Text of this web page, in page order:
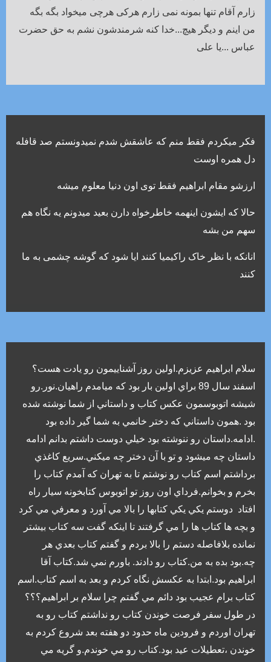
زارم آقام تنها بمونه نمی زارم هرکی هرچی میخواد بگه بگه
من اینم و دیگر هیچ...خدا کنه شرمندشون نشم به حق حضرت
عباس ...یا علی
فکر میکردم فقط منم که عاشقش شدم نمیدونستم صد قافله
دل همره اوست
ارزشو مقام ابراهیم فقط توی اون دنیا معلوم میشه
حالا که ایشون اینهمه خاطرخواه دارن بعید میدونم یه نگاه هم
سهم من بشه
انانکه با نظر خاک راکیمیا کنند ایا شود که گوشه چشمی به ما
کنند
سلام ابراهيم عزيزم.اولين روز آشناييمون رو يادت هست؟
اسفند سال 89 براي اولين بار بود که ميامدم راهيان.نور.رو
شيشه اتوبوسمون عکس کتاب و داستاني از شما نوشته شده
بود .همون داستاني که دختر خانمي به شما گير داده بود
.ادامه.داستان رو ننوشته بود خيلي دوست داشتم بدانم ادامه
داستان چه ميشود و تو با آن دختر چه ميکني.سريع کاغذي
برداشتم اسم کتاب رو نوشتم تا به تهران که آمدم کتاب را
بخرم و بخوانم.فرداي اون روز تو اتوبوس کتابخونه سيار راه
افتاد دوستم يکي يکي کتابها را بالا مي آورد و معرفي مي کرد
و بچه ها کتاب ها را مي گرفتند تا اينکه گفت سه کتاب بيشتر
نمانده بلافاصله دستم را بالا بردم و گفتم کتاب بعدي هر
چه.بود بده به من.کتاب رو دادند. باورم نمي شد.کتاب آقا
ابراهيم بود.ابتدا به عکسش نگاه کردم و بعد به اسم کتاب.اسم
کتاب برام عجيب بود دائم مي گفتم چرا سلام بر ابراهيم؟؟؟
در طول سفر فرصت خوندن کتاب رو نداشتم کتاب رو به
تهران اوردم و فرودين ماه حدود دو هفته بعد شروع کردم به
خوندن ،تعطيلات عيد بود.کتاب رو مي خوندم.و گريه مي